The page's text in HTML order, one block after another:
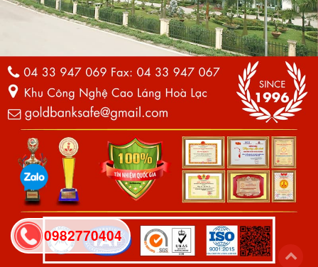
0982770404